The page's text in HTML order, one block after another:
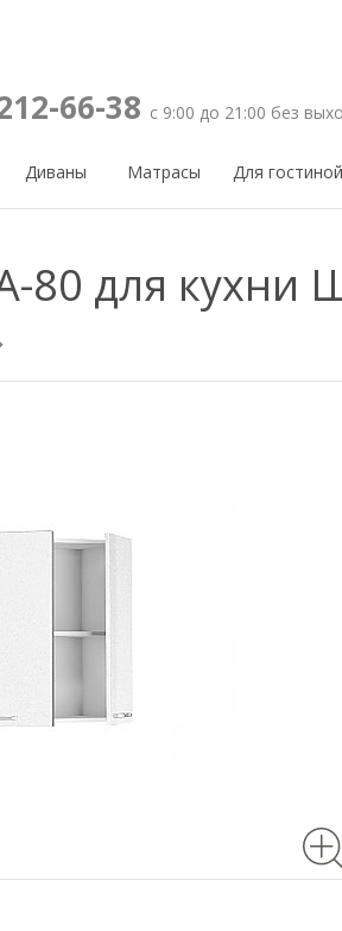
66-38 с 9:00 до 21:00 без
Диваны Матрасы Для гостиной
для кухни